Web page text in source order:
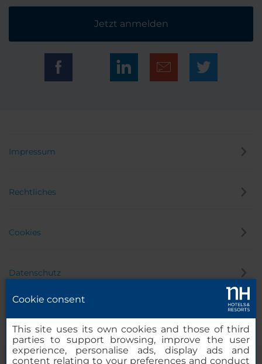
Jetzt anmelden
Impressum
Rechtliches
Cookies
Datenschutz
Cookie consent
This site uses its own cookies and those of third
parties to support browsing, improve the user
experience, personalise ads, display ads and
content relating to your preferences and conduct